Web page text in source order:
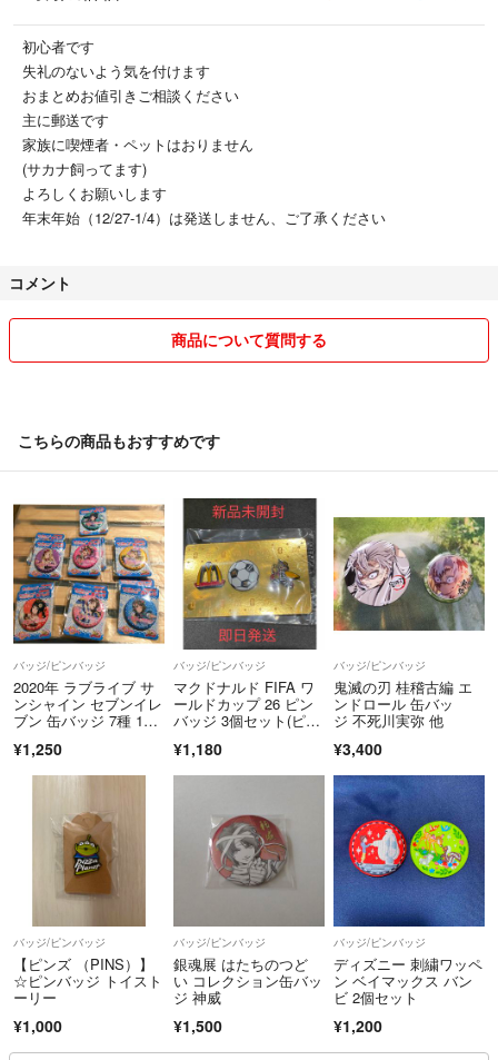
初心者です
失礼のないよう気を付けます
おまとめお値引きご相談ください
主に郵送です
家族に喫煙者・ペットはおりません
(サカナ飼ってます)
よろしくお願いします
年末年始（12/27-1/4）は発送しません、ご了承ください
コメント
商品について質問する
こちらの商品もおすすめです
バッジ/ピンバッジ
2020年 ラブライブ サ
ンシャイン セブンイレ
ブン 缶バッジ 7種 13
¥1,250
バッジ/ピンバッジ
マクドナルド FIFA ワ
ールドカップ 26 ピン
バッジ 3個セット(ピン
¥1,180
バッジ/ピンバッジ
鬼滅の刃 桂稽古編 エ
ンドロール 缶バッ
ジ 不死川実弥 他
¥3,400
バッジ/ピンバッジ
【ピンズ （PINS）】
☆ピンバッジ トイスト
ーリー
¥1,000
バッジ/ピンバッジ
銀魂展 はたちのつど
い コレクション缶バッ
ジ 神威
¥1,500
バッジ/ピンバッジ
ディズニー 刺繍ワッペ
ン ベイマックス バン
ビ 2個セット
¥1,200